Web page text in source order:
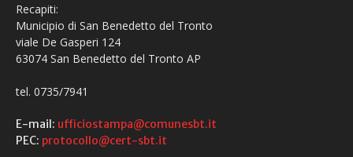
Recapiti:
Municipio di San Benedetto del Tronto
viale De Gasperi 124
63074 San Benedetto del Tronto AP
tel. 0735/7941
E-mail: ufficiostampa@comunesbt.it
PEC: protocollo@cert-sbt.it